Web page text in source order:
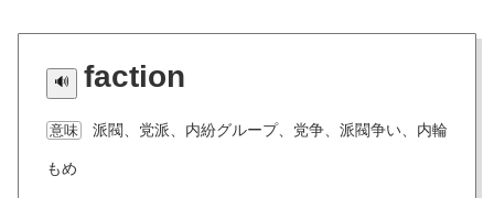
faction
意味 派閥、党派、内紛グループ、党争、派閥争い、内輪
もめ